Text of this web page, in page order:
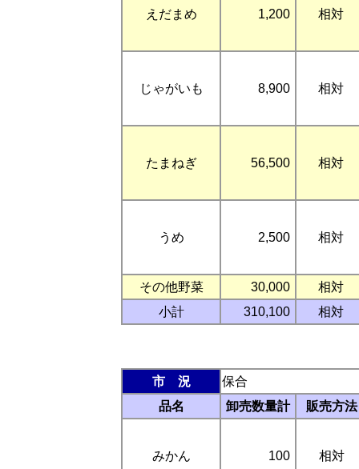
えだまめ 1,200 相対
じゃがいも 8,900 相対
たまねぎ 56,500 相対
うめ 2,500 相対
その他野菜 30,000
相対
小計
310,100 相対
市 況
保合
品名
卸売数量計 販売方法
みかん 100 相対